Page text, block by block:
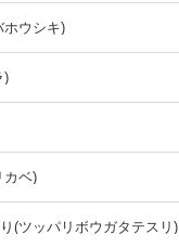
ホウシキ)
)
カベ)
(ツッパリボウガタテスリ)